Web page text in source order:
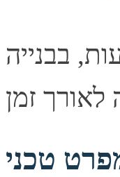
בבנייה
טכני